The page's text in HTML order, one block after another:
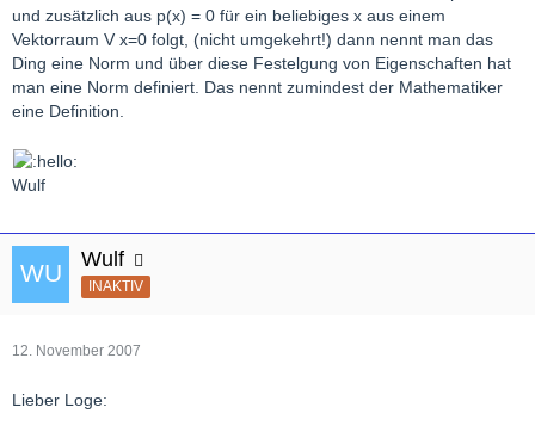
und zusätzlich aus p(x) = 0 für ein beliebiges x aus einem
Vektorraum V x=0 folgt, (nicht umgekehrt!) dann nennt man das
Ding eine Norm und über diese Festelgung von Eigenschaften hat
man eine Norm definiert. Das nennt zumindest der Mathematiker
eine Definition.
Wulf
Wulf
INAKTIV
12. November 2007
Lieber Loge: